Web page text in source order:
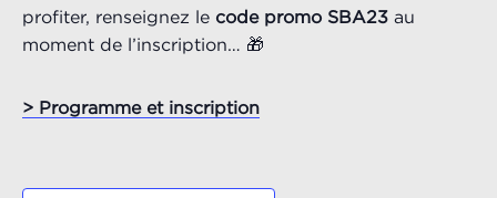
profiter, renseignez le code promo SBA23 au
moment de l’inscription… 🎁
> Programme et inscription